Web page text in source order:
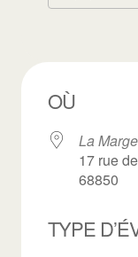
OÙ
La
17 rue
68850
TYPE